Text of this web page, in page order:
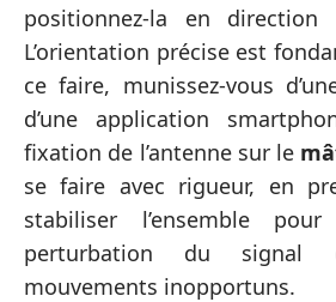
positionnez-la en direction
L’orientation précise est
ce faire, munissez-vous
d’une application
fixation de l’antenne sur le
se faire avec rigueur, en
stabiliser l’ensemble
perturbation du
mouvements inopportuns.